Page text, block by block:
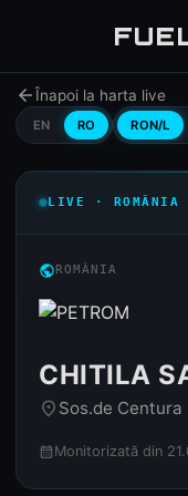
arrow_backÎnapoi la harta live
EN RO RON/L
LIVE · ROMÂNIA
publicROMÂNIA
CHITILA
place Sos.de Centura
calendar_month Monitorizată din